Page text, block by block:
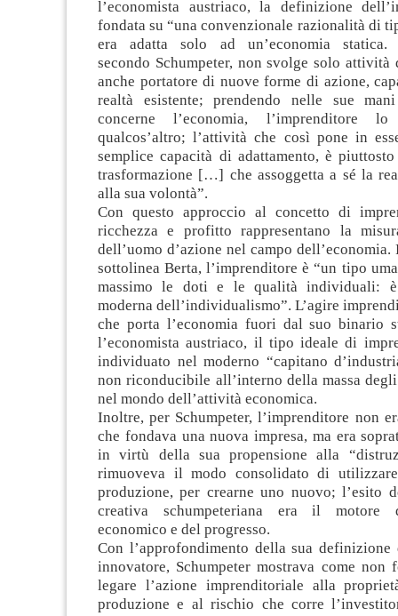
l’economista austriaco, la definizione
fondata su “una convenzionale razionalità di
era adatta solo ad un’economia statica.
secondo Schumpeter, non svolge solo attività
anche portatore di nuove forme di azione,
realtà esistente; prendendo nelle sue
concerne l’economia, l’imprenditore
qualcos’altro; l’attività che così pone in
semplice capacità di adattamento, è
trasformazione […] che assoggetta a sé la
alla sua volontà”.
Con questo approccio al concetto di
ricchezza e profitto rappresentano la
dell’uomo d’azione nel campo dell’economia.
sottolinea Berta, l’imprenditore è “un tipo
massimo le doti e le qualità individuali: è
moderna dell’individualismo”. L’agire
che porta l’economia fuori dal suo binario
l’economista austriaco, il tipo ideale di
individuato nel moderno “capitano
non riconducibile all’interno della massa
nel mondo dell’attività economica.
Inoltre, per Schumpeter, l’imprenditore non
che fondava una nuova impresa, ma era
in virtù della sua propensione alla
rimuoveva il modo consolidato di
produzione, per crearne uno nuovo; l’esito
creativa schumpeteriana era il motore
economico e del progresso.
Con l’approfondimento della sua
innovatore, Schumpeter mostrava come non
legare l’azione imprenditoriale alla
produzione e al rischio che corre